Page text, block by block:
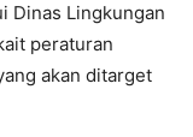
Dinas Lingkungan
peraturan
akan ditarget